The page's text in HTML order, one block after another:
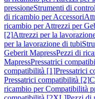
pressioneStrumenti di
di ricambio per Accessori
ricambio per Attrezzi per
[2]Attrezzi per la
per la lavorazione di tubi
Geberit MapressPezzi di
MapressPressatrici
compatibilità [1]Pressatrici
Pressatrici compatibilità [2]
ricambio per Compatibilità